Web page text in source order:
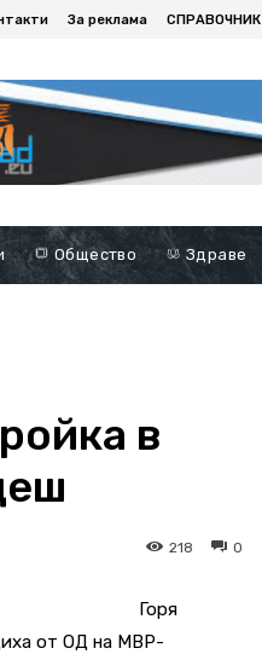
За реклама СПРАВОЧНИК
Общество Здраве
в
0
218
Горя
от ОД на МВР-